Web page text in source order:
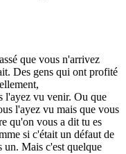
que vous n'arrivez
Des gens qui ont profité
l'ayez vu venir. Ou que
l'ayez vu mais que vous
qu'on vous a dit tu es
si c'était un défaut de
un. Mais c'est quelque